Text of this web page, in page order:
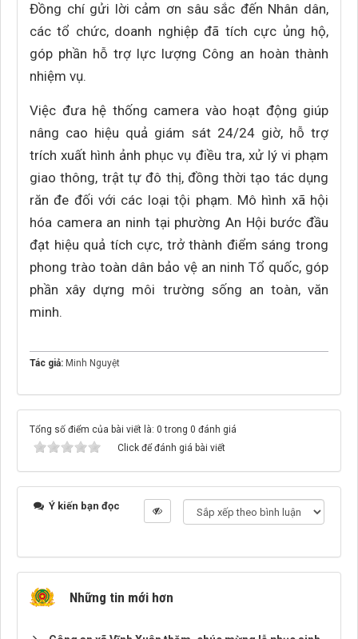
Đồng chí gửi lời cảm ơn sâu sắc đến Nhân dân,
các tổ chức, doanh nghiệp đã tích cực ủng hộ,
góp phần hỗ trợ lực lượng Công an hoàn thành
nhiệm vụ.
Việc đưa hệ thống camera vào hoạt động giúp
nâng cao hiệu quả giám sát 24/24 giờ, hỗ trợ
trích xuất hình ảnh phục vụ điều tra, xử lý vi phạm
giao thông, trật tự đô thị, đồng thời tạo tác dụng
răn đe đối với các loại tội phạm. Mô hình xã hội
hóa camera an ninh tại phường An Hội bước đầu
đạt hiệu quả tích cực, trở thành điểm sáng trong
phong trào toàn dân bảo vệ an ninh Tổ quốc, góp
phần xây dựng môi trường sống an toàn, văn
minh.
Tác giả: Minh Nguyệt
Tổng số điểm của bài viết là: 0 trong 0 đánh giá
Click để đánh giá bài viết
Ý kiến bạn đọc
Những tin mới hơn